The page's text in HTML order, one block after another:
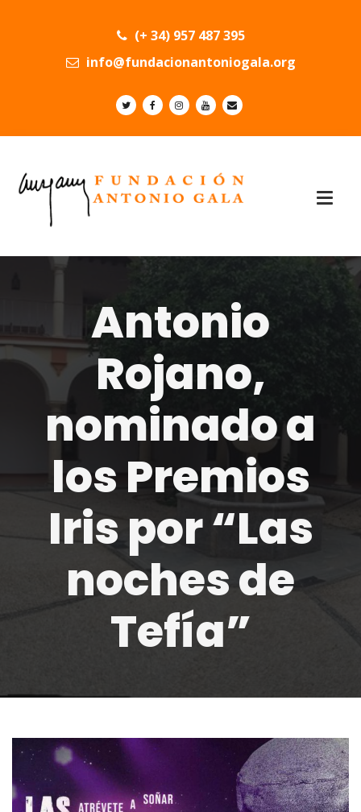
(+ 34) 957 487 395
info@fundacionantoniogala.org
Antonio
Rojano,
nominado a
los Premios
Iris por “Las
noches de
Tefía”